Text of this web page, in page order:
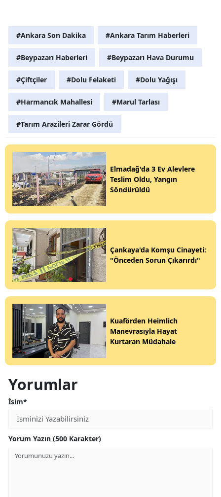
#Ankara Son Dakika #Ankara Tarım Haberleri
#Beypazarı Haberleri #Beypazarı Hava Durumu
#Çiftçiler #Dolu Felaketi #Dolu Yağışı
#Harmancık Mahallesi #Marul Tarlası
#Tarım Arazileri Zarar Gördü
Elmadağ'da 3 Ev Alevlere
Teslim Oldu, Yangın
Söndürüldü
Çankaya'da Komşu Cinayeti:
"Önceden Sorun Çıkarırdı"
Kuaförden Heimlich
Manevrasıyla Hayat
Kurtaran Müdahale
Yorumlar
İsim*
Yorum Yazın (500 Karakter)